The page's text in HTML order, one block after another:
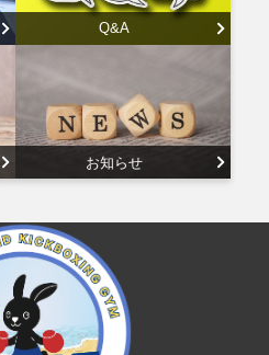
Q&A
お知らせ